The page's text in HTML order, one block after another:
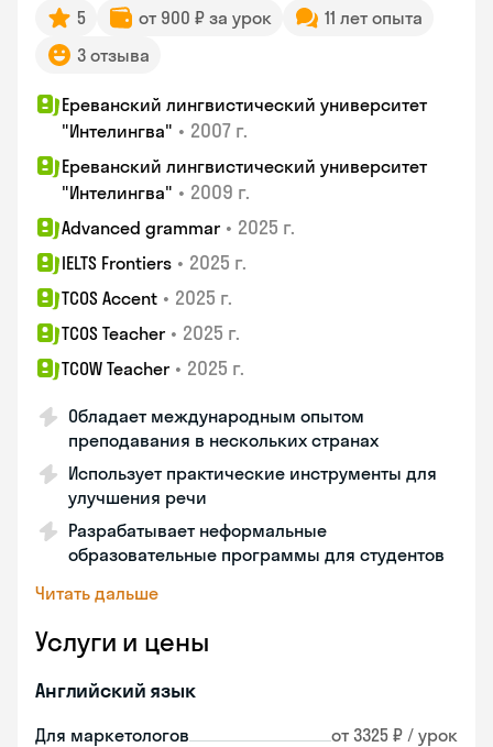
5 от 900 ₽ за урок
11 лет опыта
3 отзыва
Ереванский лингвистический университет
"Интелингва" • 2007 г.
Ереванский лингвистический университет
"Интелингва" • 2009 г.
Advanced grammar • 2025 г.
IELTS Frontiers • 2025 г.
TCOS Accent • 2025 г.
TCOS Teacher • 2025 г.
TCOW Teacher • 2025 г.
Обладает международным опытом
преподавания в нескольких странах
Использует практические инструменты для
улучшения речи
Разрабатывает неформальные
образовательные программы для студентов
Читать дальше
Услуги и цены
Английский язык
Для маркетологов от 3325 ₽ / урок